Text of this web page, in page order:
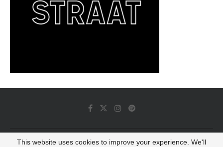
© 2022 - Luminous Dash All Rights Reserved
This website uses cookies to improve your experience. We'll